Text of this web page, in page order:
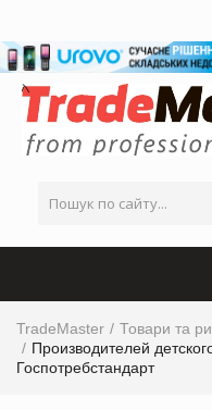
TradeMaster Товари та
Производителей
Госпотребстандарт